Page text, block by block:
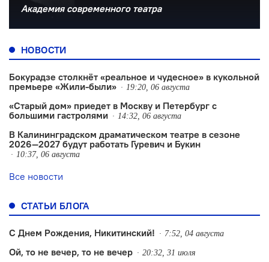
Академия современного театра
НОВОСТИ
Бокурадзе столкнëт «реальное и чудесное» в кукольной
премьере «Жили-были»
19:20, 06 августа
«Старый дом» приедет в Москву и Петербург с
большими гастролями
14:32, 06 августа
В Калининградском драматическом театре в сезоне
2026—2027 будут работать Гуревич и Букин
10:37, 06 августа
Все новости
СТАТЬИ БЛОГА
С Днем Рождения, Никитинский! 7:52, 04 августа
Ой, то не вечер, то не вечер 20:32, 31 июля